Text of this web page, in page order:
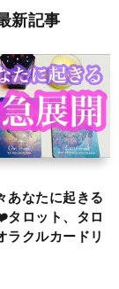
新記事
あなたに起きる
ロット、タロ
ラクルカードリ